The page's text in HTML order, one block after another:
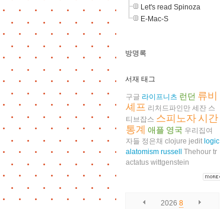
Let's read Spinoza
E-Mac-S
방명록
서재 태그
구글 라이프니츠 런던 류비
셰프 리처드파인만 세잔 스
티브잡스 스피노자시간
통계 애플 영국 우리집여
자들 정은채 clojure jedit logic
alatomism russell Thehour tr
actatus wittgenstein
2026 8